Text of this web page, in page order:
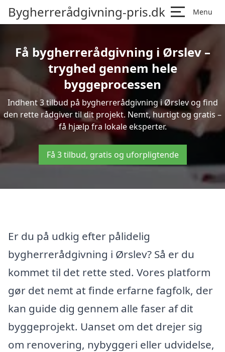
Bygherrerådgivning-pris.dk Menu
Få bygherrerådgivning i Ørslev –
tryghed gennem hele
byggeprocessen
Indhent 3 tilbud på bygherrerådgivning i Ørslev og find
den rette rådgiver til dit projekt. Nemt, hurtigt og gratis –
få hjælp fra lokale eksperter.
Få 3 tilbud, gratis og uforpligtende
Er du på udkig efter pålidelig
bygherrerådgivning i Ørslev? Så er du
kommet til det rette sted. Vores platform
gør det nemt at finde erfarne fagfolk, der
kan guide dig gennem alle faser af dit
byggeprojekt. Uanset om det drejer sig
om renovering, nybyggeri eller udvidelse,